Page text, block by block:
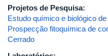
Projetos de Pesquisa:
Estudo químico e biológico
Prospecção fitoquímica de
Cerrado